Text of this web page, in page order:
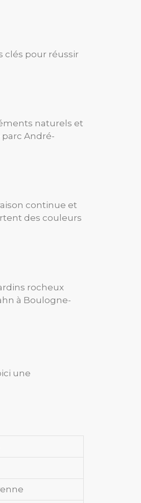
clés pour réussir
naturels et
André-
continue et
des couleurs
rocheux
à Boulogne-
une